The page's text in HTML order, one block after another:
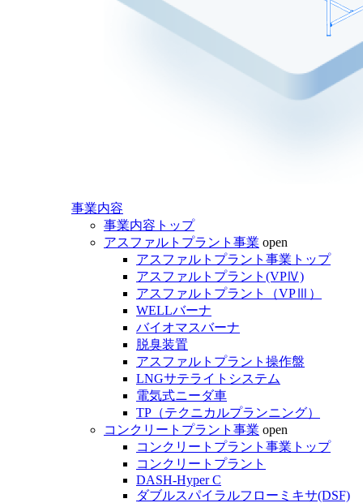
事業内容
事業内容トップ
アスファルトプラント事業 open
アスファルトプラント事業トップ
アスファルトプラント(VPⅣ)
アスファルトプラント（VPⅢ）
WELLバーナ
バイオマスバーナ
脱臭装置
アスファルトプラント操作盤
LNGサテライトシステム
電気式ニーダ車
TP（テクニカルプランニング）
コンクリートプラント事業 open
コンクリートプラント事業トップ
コンクリートプラント
DASH-Hyper C
ダブルスパイラルフローミキサ(DSF)